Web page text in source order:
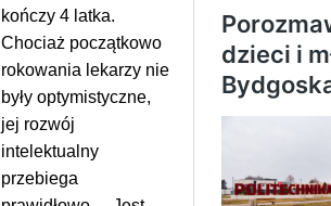
kończy 4 latka.
Chociaż początkowo
rokowania lekarzy nie
były optymistyczne,
jej rozwój
intelektualny
przebiega